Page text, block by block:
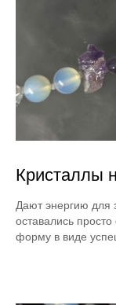
Кристаллы
Дают энергию для
оставались
форму в виде